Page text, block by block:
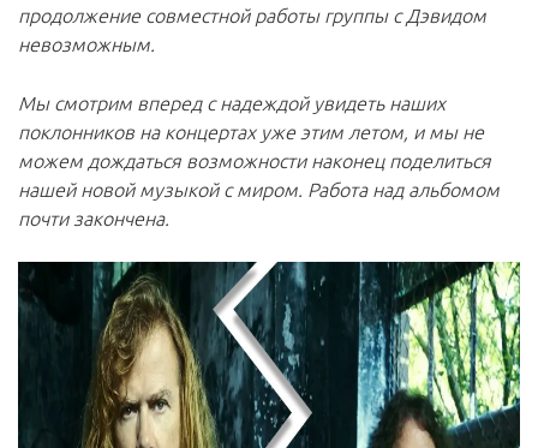
продолжение совместной работы группы с Дэвидом
невозможным.
Мы смотрим вперед с надеждой увидеть наших
поклонников на концертах уже этим летом, и мы не
можем дождаться возможности наконец поделиться
нашей новой музыкой с миром. Работа над альбомом
почти закончена.